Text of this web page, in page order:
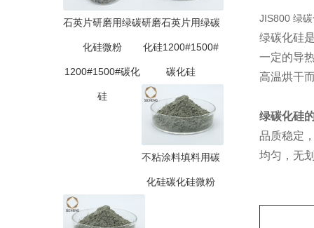
石英片研磨用绿碳
化硅微粉
1200#1500#碳化
硅
研磨石英片用绿碳
化硅1200#1500#
碳化硅
不粘涂料填料用碳
化硅碳化硅微粉
JIS800 绿
绿碳化硅
一定的导
高温烘干
绿碳化硅
品质稳定
均匀，无